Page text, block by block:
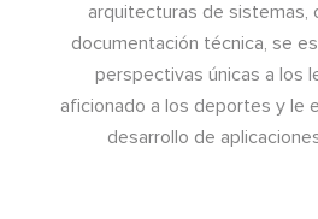
arquitecturas de sistemas,
documentación técnica, se
perspectivas únicas a los
aficionado a los deportes y le
desarrollo de